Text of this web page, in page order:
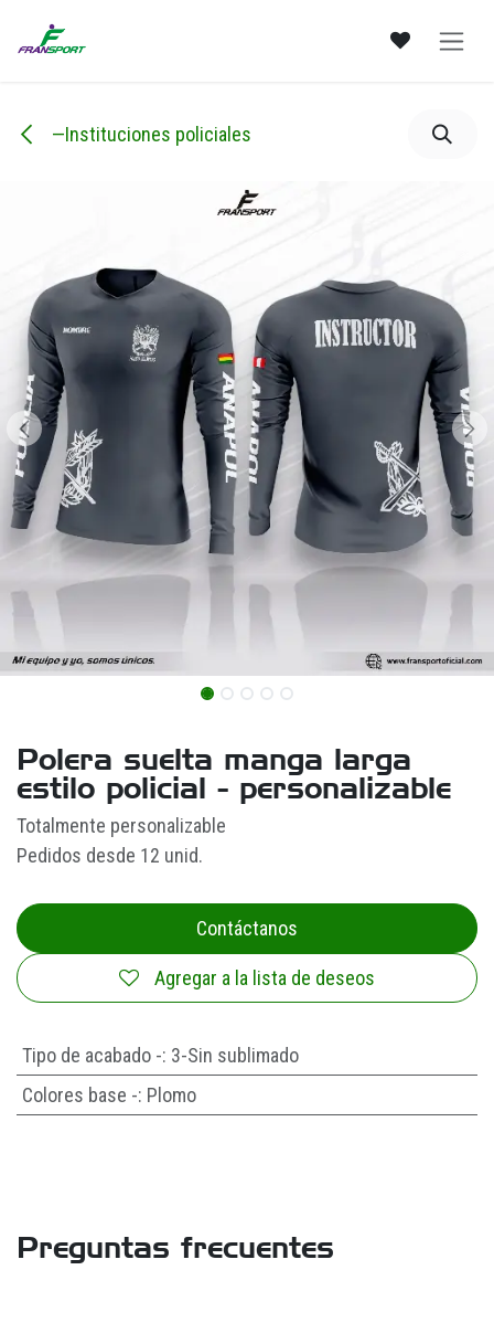
—Instituciones policiales
Polera suelta manga larga
estilo policial - personalizable
Totalmente personalizable
Pedidos desde 12 unid.
Contáctanos
Agregar a la lista de deseos
Tipo de acabado -: 3-Sin sublimado
Colores base -: Plomo
Preguntas frecuentes